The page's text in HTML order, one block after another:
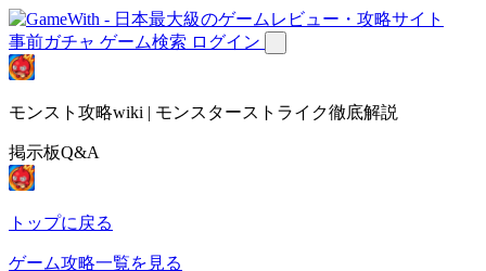
事前ガチャ ゲーム検索 ログイン
モンスト攻略wiki | モンスターストライク徹底解説
掲示板Q&A
トップに戻る
ゲーム攻略一覧を見る